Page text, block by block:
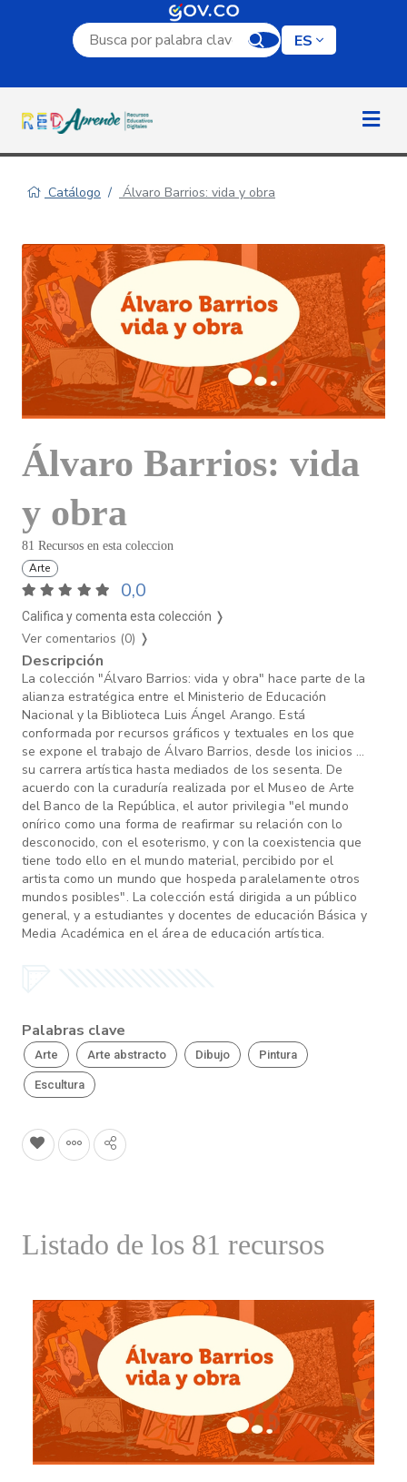
Campo de búsqueda por palabra clave
ES
Catálogo Álvaro Barrios: vida y obra
Álvaro Barrios: vida
y obra
81 Recursos en esta coleccion
Arte
0,0
Califica y comenta esta colección ❭
Ver comentarios (0) ❭
Descripción
La colección "Álvaro Barrios: vida y obra" hace parte de la
alianza estratégica entre el Ministerio de Educación
Nacional y la Biblioteca Luis Ángel Arango. Está
conformada por recursos gráficos y textuales en los que
se expone el trabajo de Álvaro Barrios, desde los inicios de
su carrera artística hasta mediados de los sesenta. De
acuerdo con la curaduría realizada por el Museo de Arte
del Banco de la República, el autor privilegia "el mundo
onírico como una forma de reafirmar su relación con lo
desconocido, con el esoterismo, y con la coexistencia que
tiene todo ello en el mundo material, percibido por el
artista como un mundo que hospeda paralelamente otros
mundos posibles". La colección está dirigida a un público
general, y a estudiantes y docentes de educación Básica y
Media Académica en el área de educación artística.
Palabras clave
Arte Arte abstracto Dibujo Pintura
Escultura
Listado de los 81 recursos